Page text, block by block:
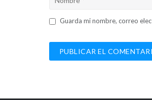
Guarda mi nombre, correo